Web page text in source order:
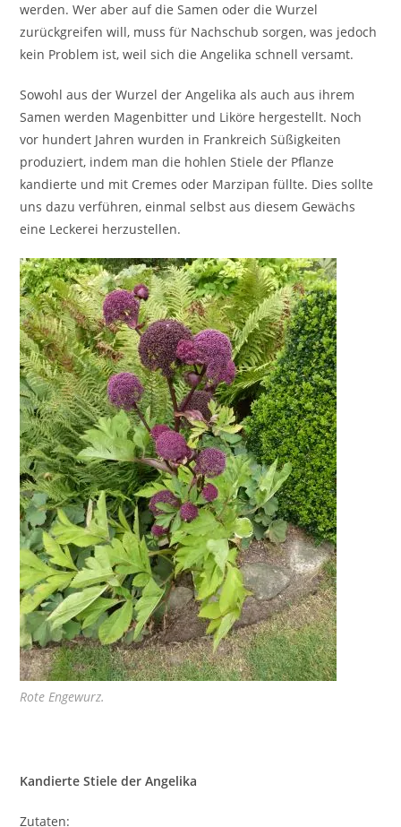
werden. Wer aber auf die Samen oder die Wurzel
zurückgreifen will, muss für Nachschub sorgen, was jedoch
kein Problem ist, weil sich die Angelika schnell versamt.
Sowohl aus der Wurzel der Angelika als auch aus ihrem
Samen werden Magenbitter und Liköre hergestellt. Noch
vor hundert Jahren wurden in Frankreich Süßigkeiten
produziert, indem man die hohlen Stiele der Pflanze
kandierte und mit Cremes oder Marzipan füllte. Dies sollte
uns dazu verführen, einmal selbst aus diesem Gewächs
eine Leckerei herzustellen.
Rote Engewurz.
Kandierte Stiele der Angelika
Zutaten: